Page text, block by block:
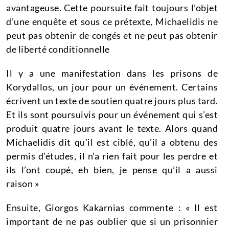
avantageuse.Cette poursuite fait toujours l’objet
d’une enquête et sous ce prétexte, Michaelidis ne
peut pas obtenir de congés et ne peut pas obtenir
de liberté conditionnelle
Il y a une manifestation dans les prisons de
Korydallos, un jour pour un événement. Certains
écrivent un texte de soutien quatre jours plus tard.
Et ils sont poursuivis pour un événement qui s’est
produit quatre jours avant le texte. Alors quand
Michaelidis dit qu’il est ciblé, qu’il a obtenu des
permis d’études, il n’a rien fait pour les perdre et
ils l’ont coupé, eh bien, je pense qu’il a aussi
raison »
Ensuite, Giorgos Kakarnias commente : « Il est
important de ne pas oublier que si un prisonnier